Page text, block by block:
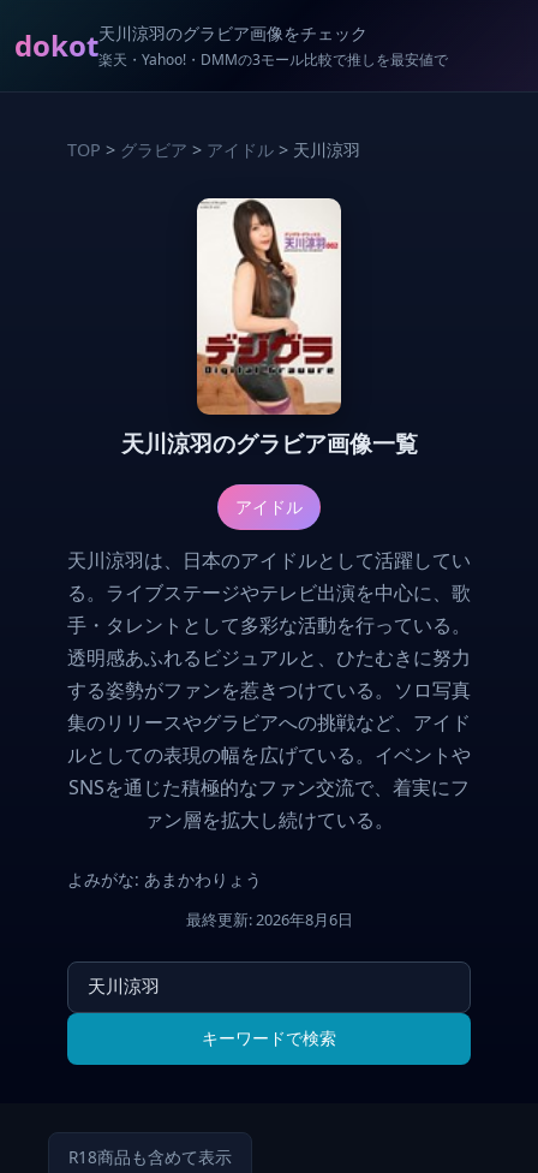
dokot天川涼羽のグラビア画像をチェック
楽天・Yahoo!・DMMの3モール比較で推しを最安値で
TOP > グラビア > アイドル > 天川涼羽
天川涼羽のグラビア画像一覧
アイドル
天川涼羽は、日本のアイドルとして活躍してい
る。ライブステージやテレビ出演を中心に、歌
手・タレントとして多彩な活動を行っている。
透明感あふれるビジュアルと、ひたむきに努力
する姿勢がファンを惹きつけている。ソロ写真
集のリリースやグラビアへの挑戦など、アイド
ルとしての表現の幅を広げている。イベントや
SNSを通じた積極的なファン交流で、着実にフ
ァン層を拡大し続けている。
よみがな: あまかわりょう
最終更新: 2026年8月6日
キーワードで検索
R18商品も含めて表示